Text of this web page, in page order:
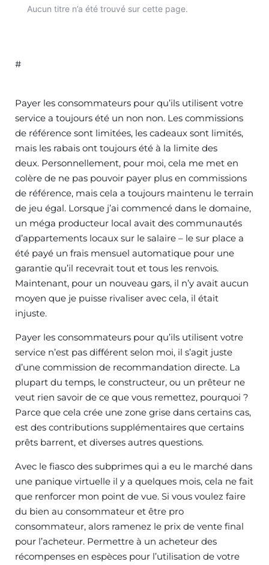
Aucun titre n’a été trouvé sur cette page.
#
Payer les consommateurs pour qu’ils utilisent votre
service a toujours été un non non. Les commissions
de référence sont limitées, les cadeaux sont limités,
mais les rabais ont toujours été à la limite des
deux. Personnellement, pour moi, cela me met en
colère de ne pas pouvoir payer plus en commissions
de référence, mais cela a toujours maintenu le terrain
de jeu égal. Lorsque j’ai commencé dans le domaine,
un méga producteur local avait des communautés
d’appartements locaux sur le salaire – le sur place a
été payé un frais mensuel automatique pour une
garantie qu’il recevrait tout et tous les renvois.
Maintenant, pour un nouveau gars, il n’y avait aucun
moyen que je puisse rivaliser avec cela, il était
injuste.
Payer les consommateurs pour qu’ils utilisent votre
service n’est pas différent selon moi, il s’agit juste
d’une commission de recommandation directe. La
plupart du temps, le constructeur, ou un prêteur ne
veut rien savoir de ce que vous remettez, pourquoi ?
Parce que cela crée une zone grise dans certains cas,
est des contributions supplémentaires que certains
prêts barrent, et diverses autres questions.
Avec le fiasco des subprimes qui a eu le marché dans
une panique virtuelle il y a quelques mois, cela ne fait
que renforcer mon point de vue. Si vous voulez faire
du bien au consommateur et être pro
consommateur, alors ramenez le prix de vente final
pour l’acheteur. Permettre à un acheteur des
récompenses en espèces pour l’utilisation de votre